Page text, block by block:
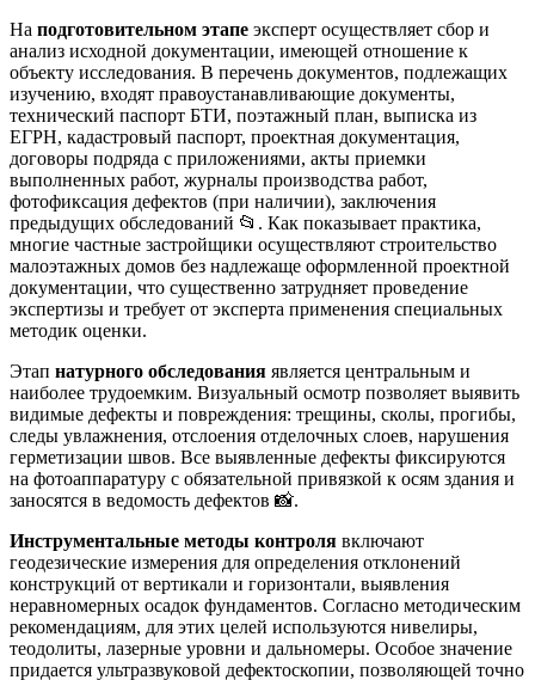
На подготовительном этапе эксперт осуществляет сбор и
анализ исходной документации, имеющей отношение к
объекту исследования. В перечень документов, подлежащих
изучению, входят правоустанавливающие документы,
технический паспорт БТИ, поэтажный план, выписка из
ЕГРН, кадастровый паспорт, проектная документация,
договоры подряда с приложениями, акты приемки
выполненных работ, журналы производства работ,
фотофиксация дефектов (при наличии), заключения
предыдущих обследований 📂. Как показывает практика,
многие частные застройщики осуществляют строительство
малоэтажных домов без надлежаще оформленной проектной
документации, что существенно затрудняет проведение
экспертизы и требует от эксперта применения специальных
методик оценки.
Этап натурного обследования является центральным и
наиболее трудоемким. Визуальный осмотр позволяет выявить
видимые дефекты и повреждения: трещины, сколы, прогибы,
следы увлажнения, отслоения отделочных слоев, нарушения
герметизации швов. Все выявленные дефекты фиксируются
на фотоаппаратуру с обязательной привязкой к осям здания и
заносятся в ведомость дефектов 📸.
Инструментальные методы контроля включают
геодезические измерения для определения отклонений
конструкций от вертикали и горизонтали, выявления
неравномерных осадок фундаментов. Согласно методическим
рекомендациям, для этих целей используются нивелиры,
теодолиты, лазерные уровни и дальномеры. Особое значение
придается ультразвуковой дефектоскопии, позволяющей точно